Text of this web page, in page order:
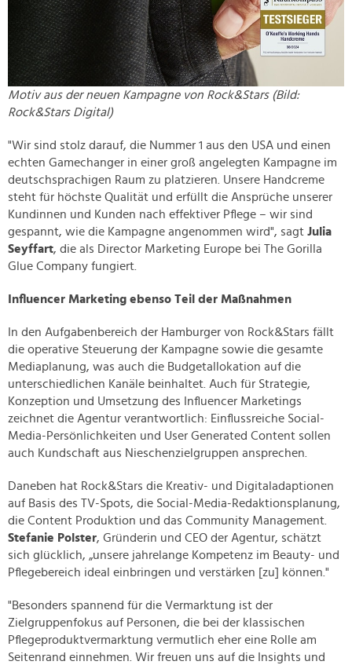
Motiv aus der neuen Kampagne von Rock&Stars (Bild:
Rock&Stars Digital)
"Wir sind stolz darauf, die Nummer 1 aus den USA und einen
echten Gamechanger in einer groß angelegten Kampagne im
deutschsprachigen Raum zu platzieren. Unsere Handcreme
steht für höchste Qualität und erfüllt die Ansprüche unserer
Kundinnen und Kunden nach effektiver Pflege – wir sind
gespannt, wie die Kampagne angenommen wird", sagt Julia
Seyffart, die als Director Marketing Europe bei The Gorilla
Glue Company fungiert.
Influencer Marketing ebenso Teil der Maßnahmen
In den Aufgabenbereich der Hamburger von Rock&Stars fällt
die operative Steuerung der Kampagne sowie die gesamte
Mediaplanung, was auch die Budgetallokation auf die
unterschiedlichen Kanäle beinhaltet. Auch für Strategie,
Konzeption und Umsetzung des Influencer Marketings
zeichnet die Agentur verantwortlich: Einflussreiche Social-
Media-Persönlichkeiten und User Generated Content sollen
auch Kundschaft aus Nieschenzielgruppen ansprechen.
Daneben hat Rock&Stars die Kreativ- und Digitaladaptionen
auf Basis des TV-Spots, die Social-Media-Redaktionsplanung,
die Content Produktion und das Community Management.
Stefanie Polster, Gründerin und CEO der Agentur, schätzt
sich glücklich, „unsere jahrelange Kompetenz im Beauty- und
Pflegebereich ideal einbringen und verstärken [zu] können."
"Besonders spannend für die Vermarktung ist der
Zielgruppenfokus auf Personen, die bei der klassischen
Pflegeproduktvermarktung vermutlich eher eine Rolle am
Seitenrand einnehmen. Wir freuen uns auf die Insights und